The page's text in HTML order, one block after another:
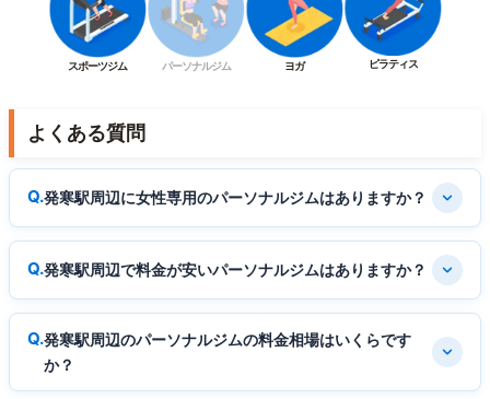
スポーツジム パーソナルジム ヨガ ピラティス
よくある質問
発寒駅周辺に女性専用のパーソナルジムはありますか？
発寒駅周辺で料金が安いパーソナルジムはありますか？
発寒駅周辺のパーソナルジムの料金相場はいくらです
か？